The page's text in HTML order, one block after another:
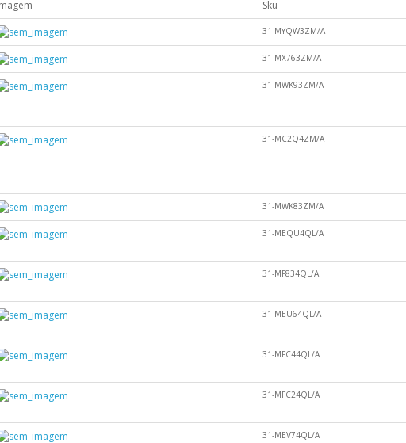
Sku
31-MYQW3ZM/A
31-MX763ZM/A
31-MWK93ZM/A
31-MC2Q4ZM/A
31-MWK83ZM/A
31-MEQU4QL/A
31-MF834QL/A
31-MEU64QL/A
31-MFC44QL/A
31-MFC24QL/A
31-MEV74QL/A